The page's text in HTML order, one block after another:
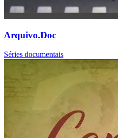
Arquivo.Doc
Séries documentais